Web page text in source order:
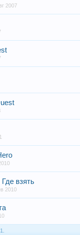
2007
взять
2010